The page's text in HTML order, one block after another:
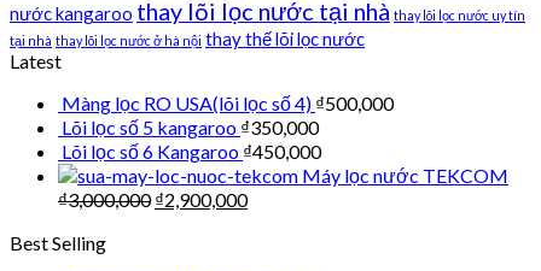
nước kangaroo thay lõi lọc nước tại nhà thay lõi lọc nước uy tín
tại nhà thay lõi lọc nước ở hà nội thay thế lõi lọc nước
Latest
Màng lọc RO USA(lõi lọc số 4) ₫500,000
Lõi lọc số 5 kangaroo ₫350,000
Lõi lọc số 6 Kangaroo ₫450,000
Máy lọc nước TEKCOM
₫3,000,000 ₫2,900,000
Best Selling